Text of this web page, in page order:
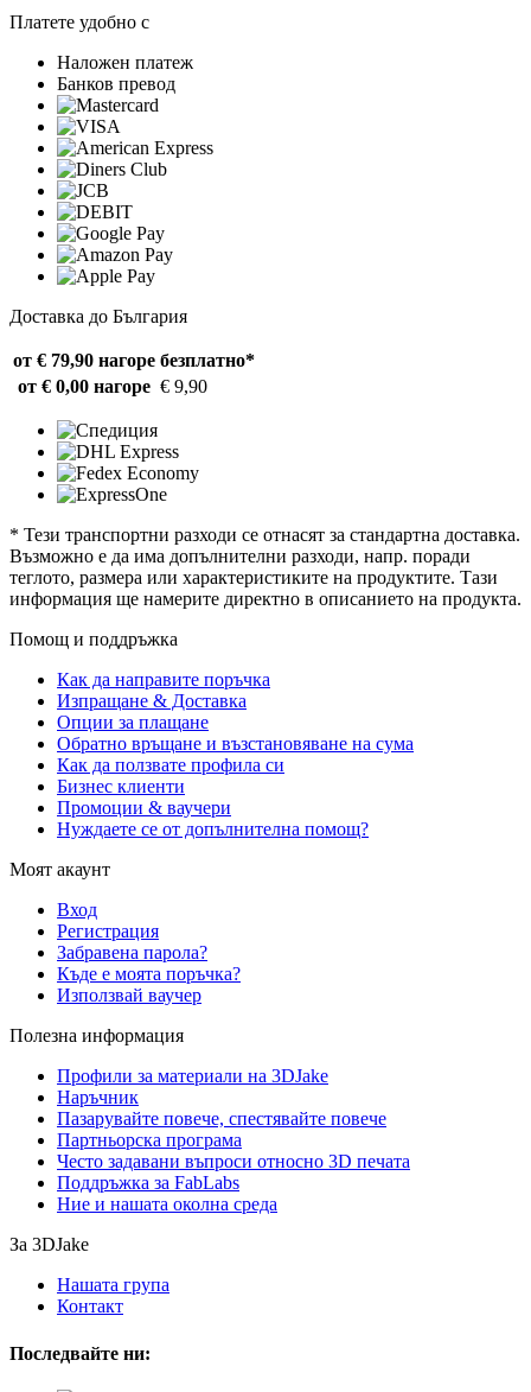
Платете удобно с
Наложен платеж
Банков превод
Доставка до България
от € 79,90 нагоре безплатно*
от € 0,00 нагоре € 9,90
* Тези транспортни разходи се отнасят за стандартна доставка.
Възможно е да има допълнителни разходи, напр. поради
теглото, размера или характеристиките на продуктите. Тази
информация ще намерите директно в описанието на продукта.
Помощ и поддръжка
Как да направите поръчка
Изпращане & Доставка
Опции за плащане
Обратно връщане и възстановяване на сума
Как да ползвате профила си
Бизнес клиенти
Промоции & ваучери
Нуждаете се от допълнителна помощ?
Моят акаунт
Вход
Регистрация
Забравена парола?
Къде е моята поръчка?
Използвай ваучер
Полезна информация
Профили за материали на 3DJake
Наръчник
Пазарувайте повече, спестявайте повече
Партньорска програма
Често задавани въпроси относно 3D печата
Поддръжка за FabLabs
Ние и нашата околна среда
За 3DJake
Нашата група
Контакт
Последвайте ни: